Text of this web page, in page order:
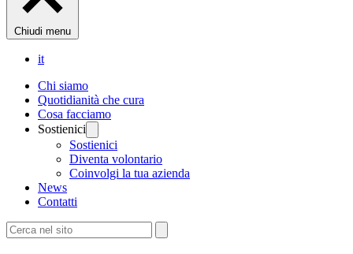
Chiudi menu
it
Chi siamo
Quotidianità che cura
Cosa facciamo
Sostienici
Sostienici
Diventa volontario
Coinvolgi la tua azienda
News
Contatti